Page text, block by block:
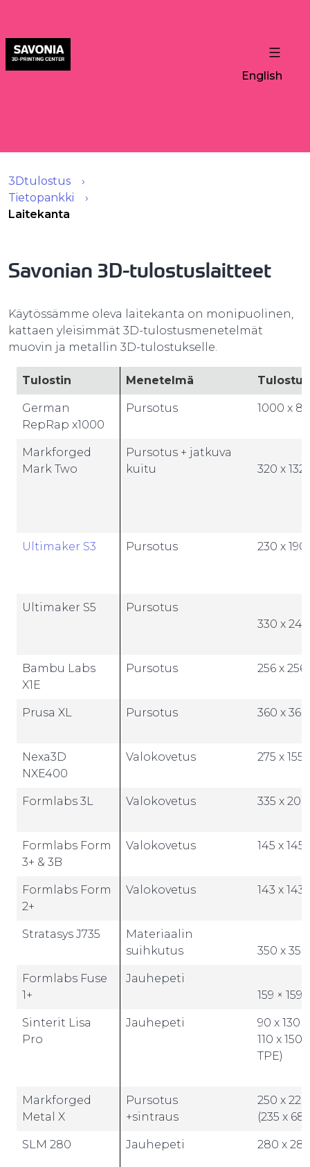
English
3Dtulostus
Tietopankki
Laitekanta
Savonian 3D-tulostuslaitteet
Käytössämme oleva laitekanta on monipuolinen,
kattaen yleisimmät 3D-tulostusmenetelmät
muovin ja metallin 3D-tulostukselle.
Tulostin Menetelmä
German
RepRap x1000
Pursotus 1000 x
Markforged
Mark Two
Pursotus + jatkuva
kuitu
320 x 132
Ultimaker S3 Pursotus 230 x
Ultimaker S5
Pursotus
330 x
Bambu Labs
X1E
Pursotus 256 x 256
Prusa XL Pursotus 360 x
Nexa3D
NXE400
Valokovetus 275 x 155
Formlabs 3L Valokovetus 335 x
Formlabs Form
3+ & 3B
Valokovetus 145 x 145
Formlabs Form
2+
Valokovetus 143 x 143
Stratasys J735
Materiaalin
suihkutus
350 x
Formlabs Fuse
1+
Jauhepeti
159 × 159
Sinterit Lisa
Pro
Jauhepeti
90 x 130
110 x 150
TPE)
Markforged
Metal X
Pursotus
+sintraus
250 x
(235 x 68
SLM 280 Jauhepeti 280 x